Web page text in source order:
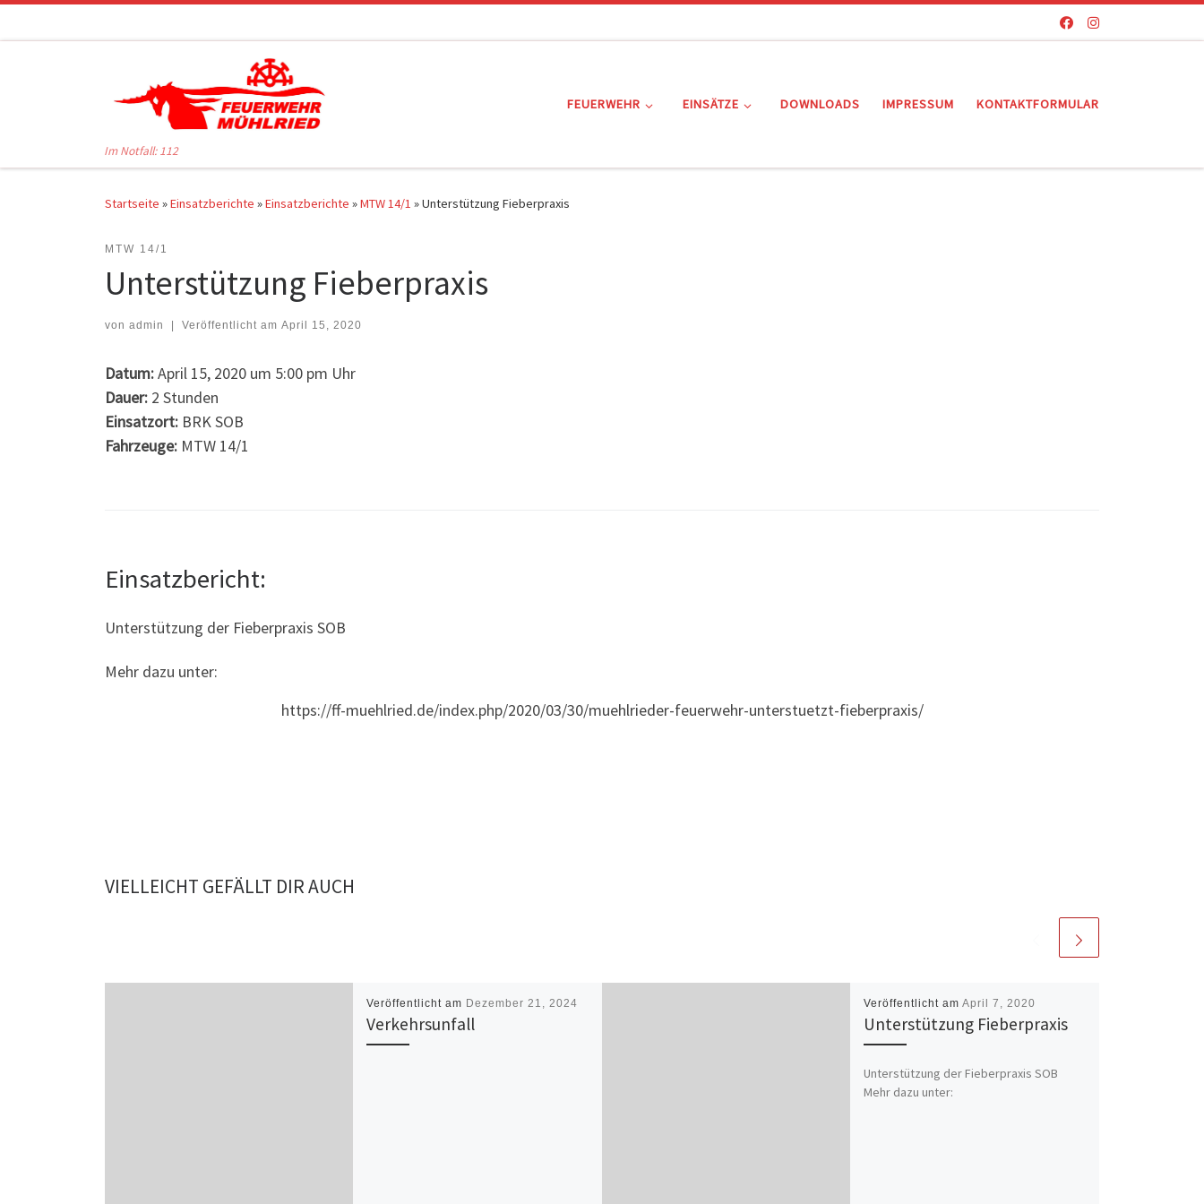
Im Notfall: 112
FEUERWEHR EINSÄTZE DOWNLOADS IMPRESSUM KONTAKTFORMULAR
Startseite »Einsatzberichte »Einsatzberichte »MTW 14/1 »Unterstützung Fieberpraxis
MTW 14/1
Unterstützung Fieberpraxis
von admin Veröffentlicht am April 15, 2020
Datum:April 15, 2020 um 5:00 pm Uhr
Dauer: 2 Stunden
Einsatzort: BRK SOB
Fahrzeuge: MTW 14/1
Einsatzbericht:
Unterstützung der Fieberpraxis SOB
Mehr dazu unter:
https://ff-muehlried.de/index.php/2020/03/30/muehlrieder-feuerwehr-unterstuetzt-fieberpraxis/
VIELLEICHT GEFÄLLT DIR AUCH
Veröffentlicht am Dezember 21, 2024
Verkehrsunfall
Veröffentlicht am April 7, 2020
Unterstützung Fieberpraxis
Unterstützung der Fieberpraxis SOB
Mehr dazu unter: